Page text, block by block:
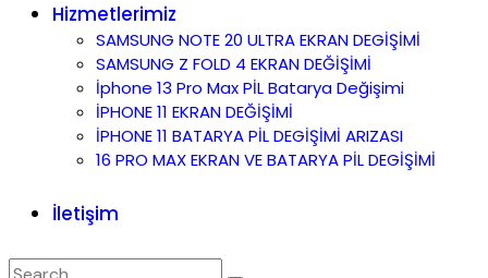
Hizmetlerimiz
SAMSUNG NOTE 20 ULTRA EKRAN DEGİŞİMİ
SAMSUNG Z FOLD 4 EKRAN DEĞİŞİMİ
İphone 13 Pro Max PİL Batarya Değişimi
İPHONE 11 EKRAN DEĞİŞİMİ
İPHONE 11 BATARYA PİL DEGİŞİMİ ARIZASI
16 PRO MAX EKRAN VE BATARYA PİL DEGİŞİMİ
İletişim